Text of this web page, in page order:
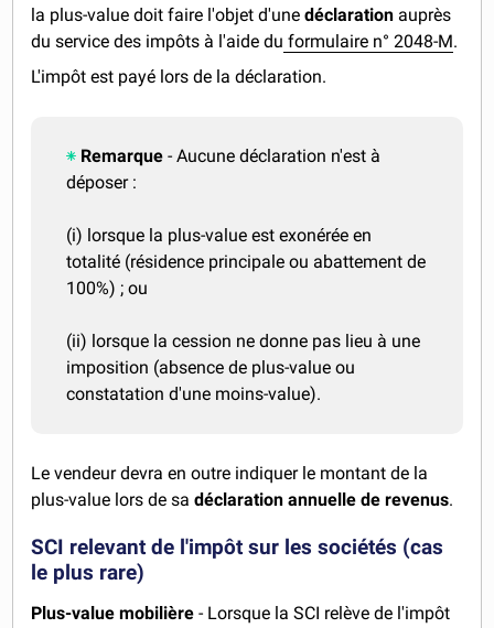
la plus-value doit faire l'objet d'unedéclaration auprès
du service des impôts à l'aide du formulaire n° 2048-M.
L'impôt est payé lors de la déclaration.
Remarque - Aucune déclaration n'est à
déposer :
(i) lorsque la plus-value est exonérée en
totalité (résidence principale ou abattement de
100%) ; ou
(ii) lorsque la cession ne donne pas lieu à une
imposition (absence de plus-value ou
constatation d'une moins-value).
Le vendeur devra en outre indiquer le montant de la
plus-value lors de sadéclaration annuelle de revenus.
SCI relevant de l'impôt sur les sociétés (cas
le plus rare)
Plus-value mobilière - Lorsque la SCI relève de l'impôt